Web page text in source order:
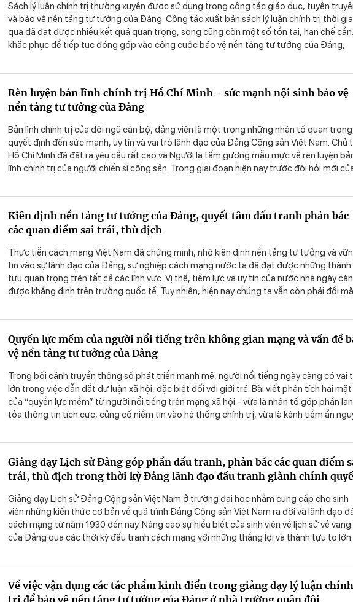
Sách lý luận chính trị thường xuyên được sử dụng trong công tác giáo dục, tuyên
và bảo vệ nền tảng tư tưởng của Đảng. Công tác xuất bản sách lý luận chính trị thời
qua đã đạt được nhiều kết quả quan trọng, song cũng còn một số tồn tại, hạn chế cần
khắc phục để tiếp tục đóng góp vào công cuộc bảo vệ nền tảng tư tưởng của Đảng,
Rèn luyện bản lĩnh chính trị Hồ Chí Minh - sức mạnh nội sinh bảo vệ
nền tảng tư tưởng của Đảng
Bản lĩnh chính trị của đội ngũ cán bộ, đảng viên là một trong những nhân tố quan
quyết định đến sức mạnh, uy tín và vai trò lãnh đạo của Đảng Cộng sản Việt Nam. Chủ
Hồ Chí Minh đã đặt ra yêu cầu rất cao và Người là tấm gương mẫu mực về rèn luyện
lĩnh chính trị của người chiến sĩ cộng sản. Trong giai đoạn hiện nay trước đòi hỏi mới
luyện và giữ vững bản lĩnh chính trị của đội ngũ cán bộ, đảng viên là nguồn sức mạnh
sinh quyết định sự thành công của công cuộc bảo vệ nền tảng tư tưởng của Đảng, đấu
tranh, phản bác các quan điểm sai trái, thù địch.
Kiên định nền tảng tư tưởng của Đảng, quyết tâm đấu tranh phản bác
các quan điểm sai trái, thù địch
Thực tiễn cách mạng Việt Nam đã chứng minh, nhờ kiên định nền tảng tư tưởng và
tin vào sự lãnh đạo của Đảng, sự nghiệp cách mạng nước ta đã đạt được những thành
tựu quan trọng trên tất cả các lĩnh vực. Vị thế, tiềm lực và uy tín của nước nhà ngày
được khẳng định trên trường quốc tế. Tuy nhiên, hiện nay chúng ta vẫn còn phải đối
sự thật, xuyên tạc, phủ nhận nền tảng tư tưởng của Đảng. Vì thế, kiên định nền tảng tư
tảng tư tưởng của Đảng là nhiệm vụ quan trọng và cấp thiết, là lá chắn vững chắc để
vệ Đảng, bảo vệ chế độ, bảo vệ nhân dân trong tình hình mới.
Quyền lực mềm của người nổi tiếng trên không gian mạng và vấn đề
vệ nền tảng tư tưởng của Đảng
Trong bối cảnh truyền thông số phát triển mạnh mẽ, người nổi tiếng ngày càng có vai
lớn trong việc dẫn dắt dư luận xã hội, đặc biệt đối với giới trẻ. Bài viết phân tích hai mặt
của “quyền lực mềm” từ người nổi tiếng trên mạng xã hội - vừa là nhân tố góp phần lan
tỏa thông tin tích cực, củng cố niềm tin vào hệ thống chính trị, vừa là kênh tiềm ẩn
chỉ ra một số ví dụ thực tiễn để làm rõ cơ hội, thách thức mà lực lượng này đặt ra đối
công tác bảo vệ nền tảng tư tưởng của Đảng hiện nay. Từ đó, đề xuất một số giải pháp
định hướng chính sách, pháp luật và truyền thông nhằm nâng cao trách nhiệm xã hội
người nổi tiếng, góp phần tạo lập môi trường thông tin lành mạnh, củng cố niềm tin xã
vào con đường đi lên chủ nghĩa xã hội ở Việt Nam.
Giảng dạy Lịch sử Đảng góp phần đấu tranh, phản bác các quan điểm
trái, thù địch trong thời kỳ Đảng lãnh đạo đấu tranh giành chính
Giảng dạy Lịch sử Đảng Cộng sản Việt Nam ở trường đại học nhằm cung cấp cho sinh
viên những kiến thức cơ bản về quá trình Đảng Cộng sản Việt Nam ra đời và lãnh đạo
cách mạng từ năm 1930 đến nay. Nâng cao sự hiểu biết của sinh viên về lịch sử vẻ vang
của Đảng qua các thời kỳ đấu tranh cách mạng với những thắng lợi và thành tựu to lớn
dục tinh thần yêu nước, ý thức tự hào dân tộc, có bản lĩnh chính trị vững vàng, tin
tưởng của Đảng. Trên cơ sở đó, cần nhận diện được các quan điểm sai trái của các thế
Về việc vận dụng các tác phẩm kinh điển trong giảng dạy lý luận chính
trị để bảo vệ nền tảng tư tưởng của Đảng ở nhà trường quân đội